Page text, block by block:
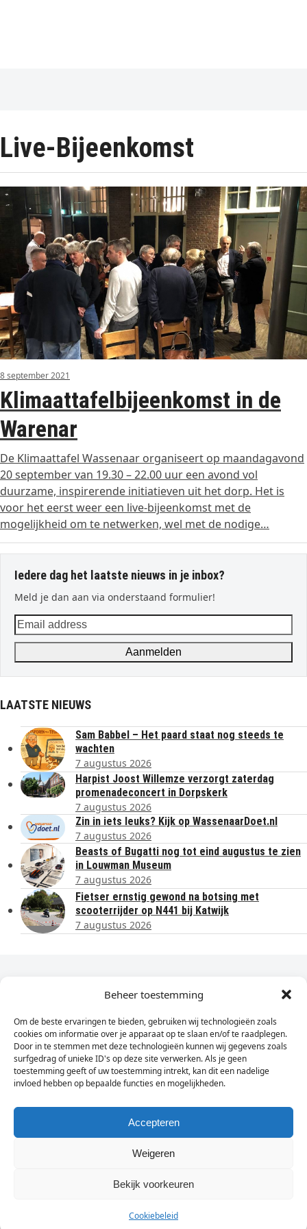
Beheer toestemming
Om de beste ervaringen te bieden, gebruiken wij technologieën zoals
cookies om informatie over je apparaat op te slaan en/of te raadplegen.
Door in te stemmen met deze technologieën kunnen wij gegevens zoals
surfgedrag of unieke ID's op deze site verwerken. Als je geen
toestemming geeft of uw toestemming intrekt, kan dit een nadelige
invloed hebben op bepaalde functies en mogelijkheden.
Accepteren
Weigeren
Bekijk voorkeuren
Cookiebeleid
Live-Bijeenkomst
8 september 2021
Klimaattafelbijeenkomst in de
Warenar
De Klimaattafel Wassenaar organiseert op maandagavond
20 september van 19.30 – 22.00 uur een avond vol
duurzame, inspirerende initiatieven uit het dorp. Het is
voor het eerst weer een live-bijeenkomst met de
mogelijkheid om te netwerken, wel met de nodige…
Iedere dag het laatste nieuws in je inbox?
Meld je dan aan via onderstaand formulier!
Email
address
Aanmelden
LAATSTE NIEUWS
Sam Babbel – Het paard staat nog steeds te
wachten
7 augustus 2026
Harpist Joost Willemze verzorgt zaterdag
promenadeconcert in Dorpskerk
7 augustus 2026
Zin in iets leuks? Kijk op WassenaarDoet.nl
7 augustus 2026
Beasts of Bugatti nog tot eind augustus te zien
in Louwman Museum
7 augustus 2026
Fietser ernstig gewond na botsing met
scooterrijder op N441 bij Katwijk
7 augustus 2026
Dagelijks het laatste nieuws in je e-mail?
Vul
hier
je
e-
mailadres
in
Sign Up